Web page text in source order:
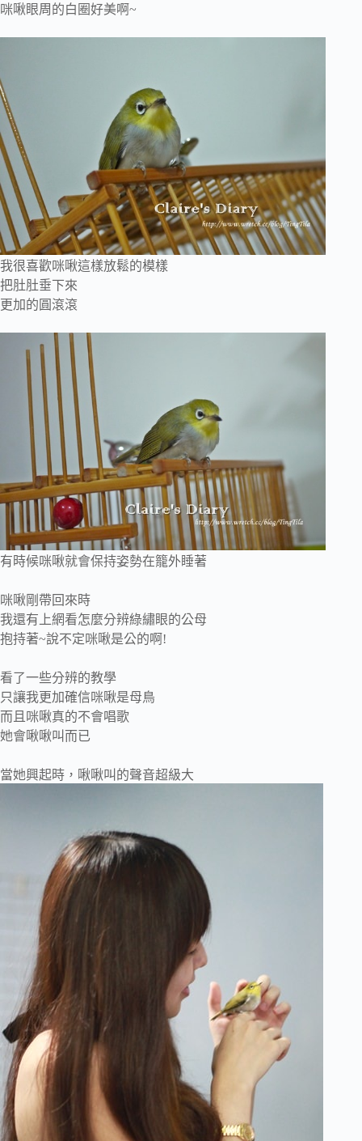
咪啾眼周的白圈好美啊~
我很喜歡咪啾這樣放鬆的模樣
把肚肚垂下來
更加的圓滾滾
有時候咪啾就會保持姿勢在籠外睡著
咪啾剛帶回來時
我還有上網看怎麼分辨綠繡眼的公母
抱持著~說不定咪啾是公的啊!
看了一些分辨的教學
只讓我更加確信咪啾是母鳥
而且咪啾真的不會唱歌
她會啾啾叫而已
當她興起時，啾啾叫的聲音超級大